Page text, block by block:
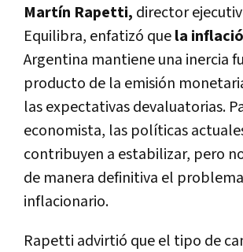
Martín Rapetti, director
Equilibra, enfatizó quela
Argentina mantiene una inercia
producto de la emisión
las expectativas devaluatorias.
economista, las políticas
contribuyen a estabilizar, pero
de manera definitiva el problema
inflacionario.
Rapetti advirtió que el tipo de